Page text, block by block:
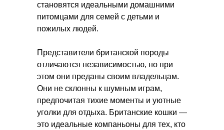
становятся идеальными домашними
питомцами для семей с детьми и
пожилых людей.
Представители британской породы
отличаются независимостью, но при
этом они преданы своим владельцам.
Они не склонны к шумным играм,
предпочитая тихие моменты и уютные
уголки для отдыха. Британские кошки —
это идеальные компаньоны для тех, кто